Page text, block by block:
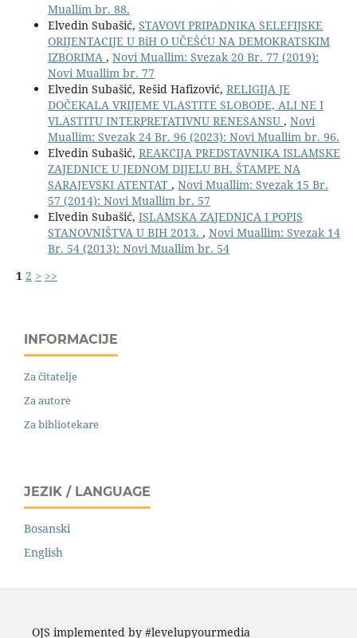
Muallim br. 88.
Elvedin Subašić, STAVOVI PRIPADNIKA SELEFIJSKE
ORIJENTACIJE U BiH O UČEŠĆU NA DEMOKRATSKIM
IZBORIMA , Novi Muallim: Svezak 20 Br. 77 (2019):
Novi Muallim br. 77
Elvedin Subašić, Rešid Hafizović, RELIGIJA JE
DOČEKALA VRIJEME VLASTITE SLOBODE, ALI NE I
VLASTITU INTERPRETATIVNU RENESANSU , Novi
Muallim: Svezak 24 Br. 96 (2023): Novi Muallim br. 96.
Elvedin Subašić, REAKCIJA PREDSTAVNIKA ISLAMSKE
ZAJEDNICE U JEDNOM DIJELU BH. ŠTAMPE NA
SARAJEVSKI ATENTAT , Novi Muallim: Svezak 15 Br.
57 (2014): Novi Muallim br. 57
Elvedin Subašić, ISLAMSKA ZAJEDNICA I POPIS
STANOVNIŠTVA U BIH 2013. , Novi Muallim: Svezak 14
Br. 54 (2013): Novi Muallim br. 54
1 2 > >>
INFORMACIJE
Za čitatelje
Za autore
Za bibliotekare
JEZIK / LANGUAGE
Bosanski
English
OJS implemented by #levelupyourmedia